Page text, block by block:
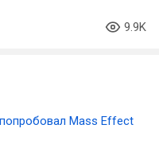
9.9K
Mass Effect